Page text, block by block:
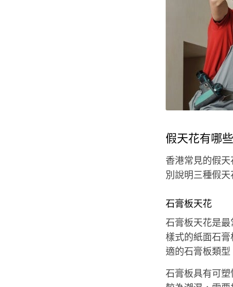
假天花有哪
香港常見的假
別說明三種假天
石膏板天花
石膏板天花是
樣式的紙面石
適的石膏板類型
石膏板具有可